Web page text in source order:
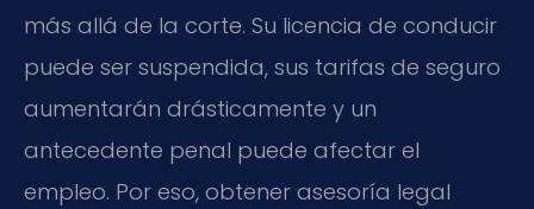
más allá de la corte. Su licencia de conducir
puede ser suspendida, sus tarifas de seguro
aumentarán drásticamente y un
antecedente penal puede afectar el
empleo. Por eso, obtener asesoría legal